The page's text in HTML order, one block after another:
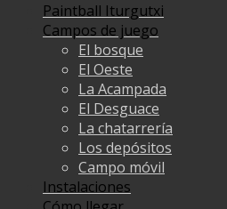
Paintball Iturgutxi
Campos de juego
El bosque
El Oeste
La Acampada
El Desguace
La chatarrería
Los depósitos
Campo móvil
Instalaciones